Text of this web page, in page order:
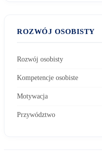
ROZWÓJ OSOBISTY
Rozwój osobisty
Kompetencje osobiste
Motywacja
Przywództwo